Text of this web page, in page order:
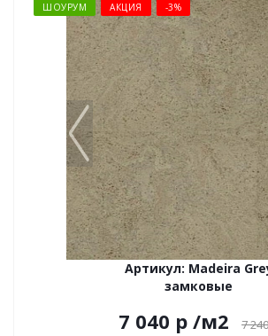
ШОУРУМ АКЦИЯ -3%
Артикул: Madeira
замковые
7 040 р /м2 7 240